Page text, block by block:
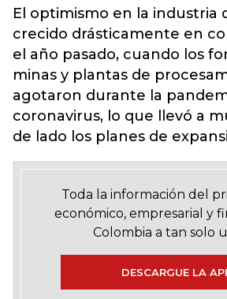
El optimismo en la industria
crecido drásticamente en
el año pasado, cuando los
minas y plantas de
agotaron durante la
coronavirus, lo que llevó a
de lado los planes de
Toda la información del
económico, empresarial y
Colombia a tan solo
DESCARGUE LA